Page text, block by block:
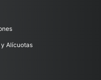
Alícuotas